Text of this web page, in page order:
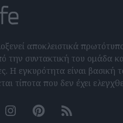
αποκλειστικά
την συντακτική του ομάδα
Η εγκυρότητα είναι βασική
τίποτα που δεν έχει
InstagramPinterestRSS feeds